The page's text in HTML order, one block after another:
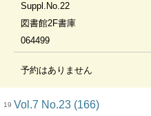
Suppl.No.22
図書館2F書庫
064499
予約はありません
19 Vol.7 No.23 (166)